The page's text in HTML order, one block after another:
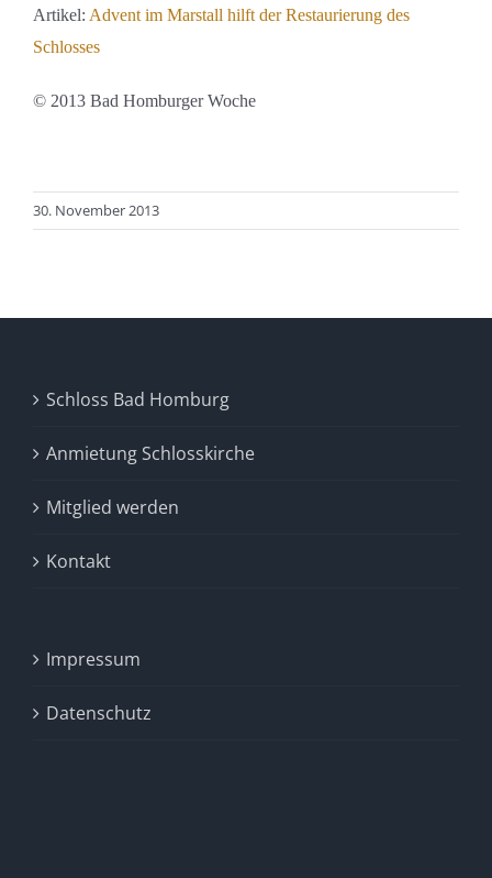
Artikel: Advent im Marstall hilft der Restaurierung des
Schlosses
© 2013 Bad Homburger Woche
30. November 2013
Schloss Bad Homburg
Anmietung Schlosskirche
Mitglied werden
Kontakt
Impressum
Datenschutz